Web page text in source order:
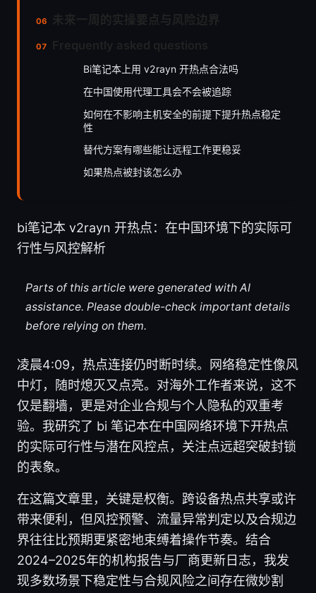
Bi笔记本上用 v2rayn 开热点合法吗
在中国使用代理工具会不会被追踪
如何在不影响主机安全的前提下提升热点稳定
性
替代方案有哪些能让远程工作更稳妥
如果热点被封该怎么办
bi笔记本 v2rayn 开热点：在中国环境下的实际可
行性与风控解析
Parts of this article were generated with AI
assistance. Please double-check important details
before relying on them.
凌晨4:09，热点连接仍时断时续。网络稳定性像风
中灯，随时熄灭又点亮。对海外工作者来说，这不
仅是翻墙，更是对企业合规与个人隐私的双重考
验。我研究了 bi 笔记本在中国网络环境下开热点
的实际可行性与潜在风控点，关注点远超突破封锁
的表象。
在这篇文章里，关键是权衡。跨设备热点共享或许
带来便利，但风控预警、流量异常判定以及合规边
界往往比预期更紧密地束缚着操作节奏。结合
2024–2025年的机构报告与厂商更新日志，我发
现多数场景下稳定性与合规风险之间存在微妙割